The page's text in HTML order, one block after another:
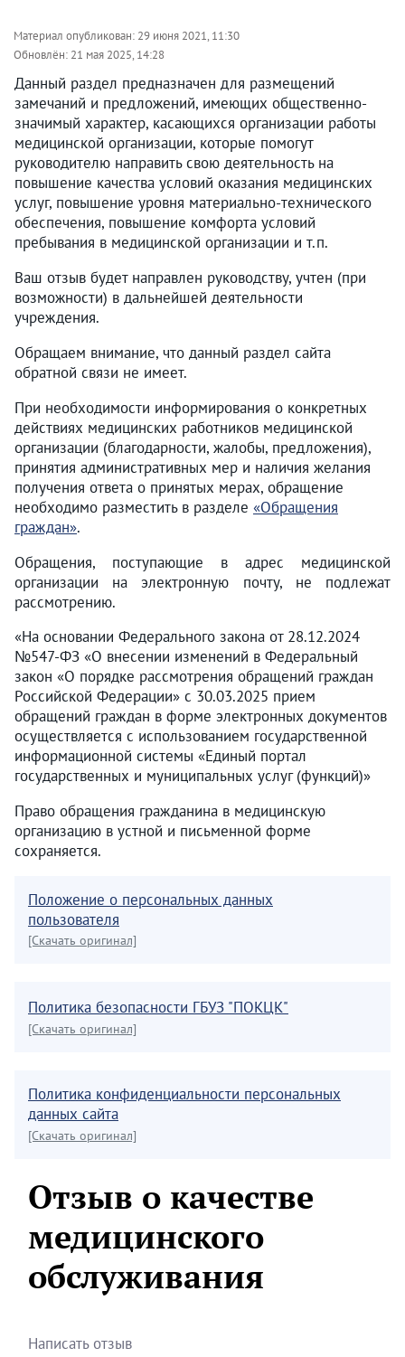
Материал опубликован: 29 июня 2021, 11:30
Обновлён: 21 мая 2025, 14:28
Данный раздел предназначен для размещений
замечаний и предложений, имеющих общественно-
значимый характер, касающихся организации работы
медицинской организации, которые помогут
руководителю направить свою деятельность на
повышение качества условий оказания медицинских
услуг, повышение уровня материально-технического
обеспечения, повышение комфорта условий
пребывания в медицинской организации и т.п.
Ваш отзыв будет направлен руководству, учтен (при
возможности) в дальнейшей деятельности
учреждения.
Обращаем внимание, что данный раздел сайта
обратной связи не имеет.
При необходимости информирования о конкретных
действиях медицинских работников медицинской
организации (благодарности, жалобы, предложения),
принятия административных мер и наличия желания
получения ответа о принятых мерах, обращение
необходимо разместить в разделе «Обращения
граждан».
Обращения, поступающие в адрес медицинской
организации на электронную почту, не подлежат
рассмотрению.
«На основании Федерального закона от 28.12.2024
№547-ФЗ «О внесении изменений в Федеральный
закон «О порядке рассмотрения обращений граждан
Российской Федерации» с 30.03.2025 прием
обращений граждан в форме электронных документов
осуществляется с использованием государственной
информационной системы «Единый портал
государственных и муниципальных услуг (функций)»
Право обращения гражданина в медицинскую
организацию в устной и письменной форме
сохраняется.
Положение о персональных данных
пользователя
[Скачать оригинал]
Политика безопасности ГБУЗ "ПОКЦК"
[Скачать оригинал]
Политика конфиденциальности персональных
данных сайта
[Скачать оригинал]
Отзыв о качестве
медицинского
обслуживания
Написать отзыв